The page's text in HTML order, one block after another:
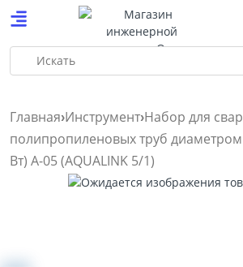
Искать
Главная Инструмент Набор для
полипропиленовых труб
Вт) A-05 (AQUALINK 5/1)